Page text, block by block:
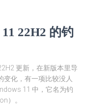
22H2 的钓
更新，在新版本里导
变化，有一项比较没人
11 中，它名为钓
）。